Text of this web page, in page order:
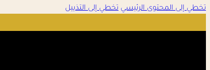
تخطي إلى المحتوى الرئيسي تخطي إلى التذييل